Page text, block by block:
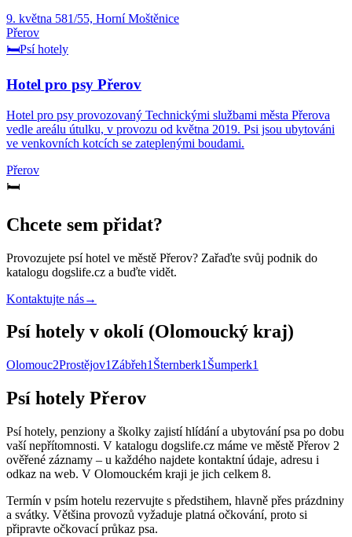
9. května 581/55, Horní Moštěnice
Přerov
🛏️Psí hotely
Hotel pro psy Přerov
Hotel pro psy provozovaný Technickými službami města Přerova
vedle areálu útulku, v provozu od května 2019. Psi jsou ubytováni
ve venkovních kotcích se zateplenými boudami.
Přerov
🛏️
Chcete sem přidat?
Provozujete psí hotel ve městě Přerov? Zařaďte svůj podnik do
katalogu dogslife.cz a buďte vidět.
Kontaktujte nás→
Psí hotely v okolí (Olomoucký kraj)
Olomouc2Prostějov1 Zábřeh1 Šternberk1 Šumperk1
Psí hotely Přerov
Psí hotely, penziony a školky zajistí hlídání a ubytování psa po dobu
vaší nepřítomnosti. V katalogu dogslife.cz máme ve městě Přerov 2
ověřené záznamy – u každého najdete kontaktní údaje, adresu i
odkaz na web. V Olomouckém kraji je jich celkem 8.
Termín v psím hotelu rezervujte s předstihem, hlavně přes prázdniny
a svátky. Většina provozů vyžaduje platná očkování, proto si
připravte očkovací průkaz psa.